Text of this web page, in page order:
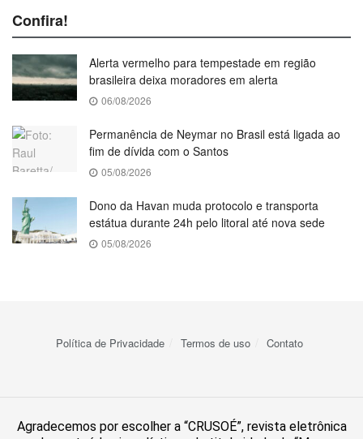
Confira!
Alerta vermelho para tempestade em região
brasileira deixa moradores em alerta
06/08/2026
Permanência de Neymar no Brasil está ligada ao
fim de dívida com o Santos
05/08/2026
Dono da Havan muda protocolo e transporta
estátua durante 24h pelo litoral até nova sede
05/08/2026
Política de Privacidade Termos de uso Contato
Agradecemos por escolher a “CRUSOÉ”, revista eletrônica